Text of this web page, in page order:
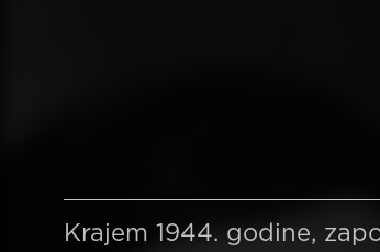
Krajem 1944. godine,